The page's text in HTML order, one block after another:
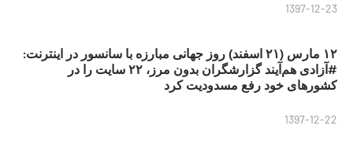
1397-12-23
۱۲ مارس (۲۱ اسفند) روز جهانی مبارزه با سانسور در اینترنت:
#آزادی هم‌آیند گزارشگران‌ بدون مرز، ۲۲ سایت را در
کشورهای خود رفع مسدودیت کرد
1397-12-22